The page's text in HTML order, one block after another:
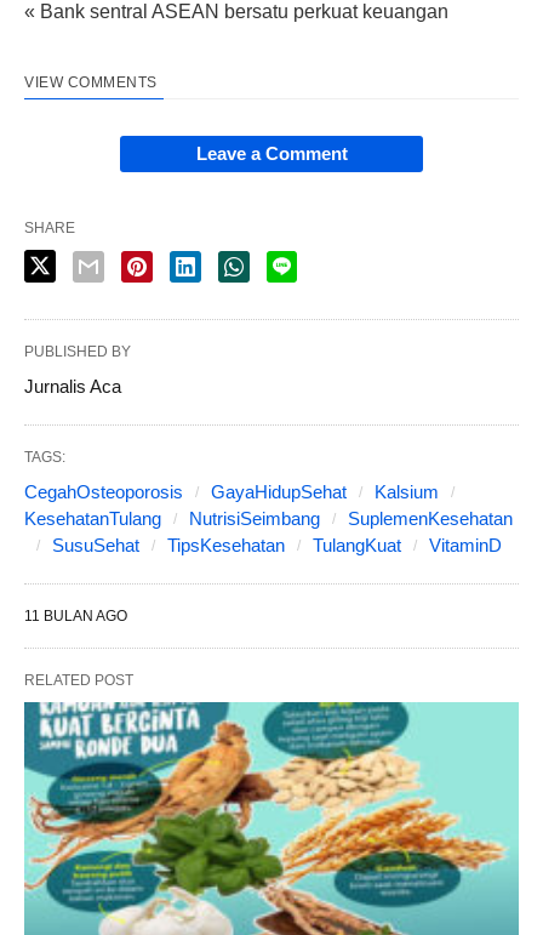
« Bank sentral ASEAN bersatu perkuat keuangan
VIEW COMMENTS
Leave a Comment
SHARE
PUBLISHED BY
Jurnalis Aca
TAGS:
CegahOsteoporosis GayaHidupSehat
Kalsium
KesehatanTulang
NutrisiSeimbang
SuplemenKesehatan
SusuSehat
TipsKesehatan TulangKuat VitaminD
11 BULAN AGO
RELATED POST